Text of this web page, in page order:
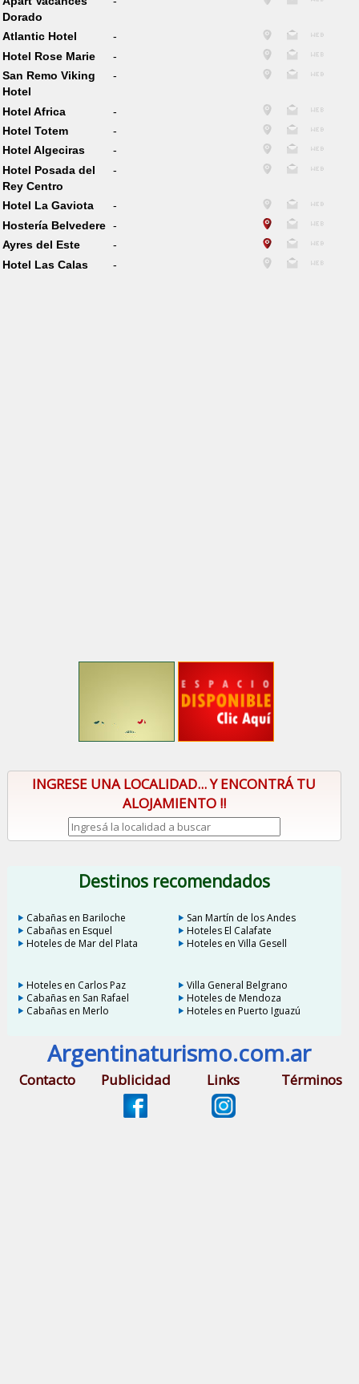
Dorado
Atlantic Hotel
-
Hotel Rose Marie
-
San Remo Viking
Hotel
-
Hotel Africa
-
Hotel Totem
-
Hotel Algeciras
-
Hotel Posada del
Rey Centro
-
Hotel La Gaviota
-
Hostería Belvedere -
Ayres del Este
-
Hotel Las Calas
-
INGRESE UNA LOCALIDAD... Y ENCONTRÁ TU
ALOJAMIENTO !!
Destinos recomendados
Cabañas en Bariloche
San Martín de los Andes
Cabañas en Esquel
Hoteles El Calafate
Hoteles de Mar del Plata
Hoteles en Villa Gesell
Hoteles en Carlos Paz
Villa General Belgrano
Cabañas en San Rafael
Hoteles de Mendoza
Cabañas en Merlo
Hoteles en Puerto Iguazú
Argentinaturismo.com.ar
Contacto Publicidad Links Términos